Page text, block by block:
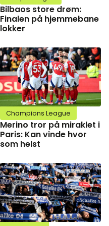
Bilbaos store drøm:
Finalen på hjemmebane
lokker
Champions League
Merino tror på miraklet i
Paris: Kan vinde hvor
som helst